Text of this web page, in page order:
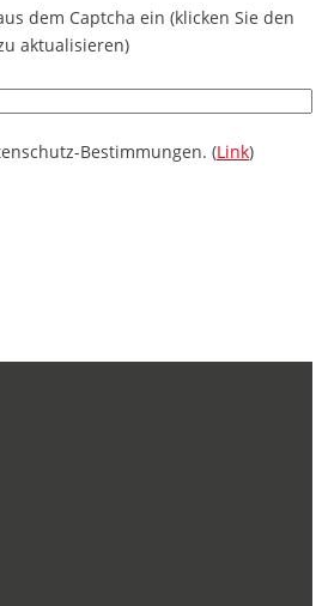
dem Captcha ein (klicken Sie den
aktualisieren)
Bestimmungen. (Link)